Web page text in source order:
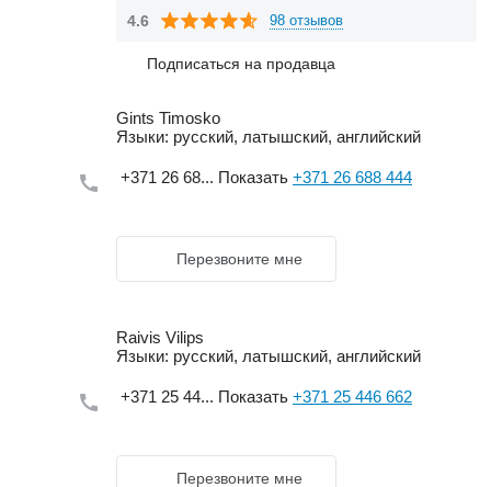
4.6 98 отзывов
Подписаться на продавца
Gints Timosko
Языки: русский, латышский, английский
+371 26 68... Показать +371 26 688 444
Перезвоните мне
Raivis Vilips
Языки: русский, латышский, английский
+371 25 44... Показать +371 25 446 662
Перезвоните мне